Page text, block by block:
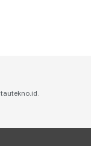
tautekno.id.